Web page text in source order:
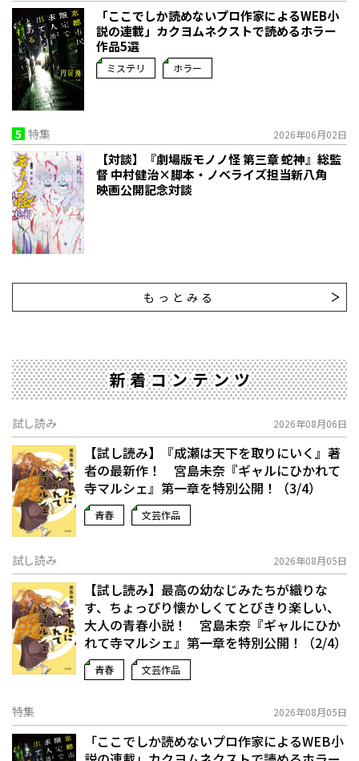
「ここでしか読めないプロ作家によるWEB小
説の連載」――カクヨムネクストで読めるホラー
作品5選
ミステリ ホラー
5 特集 2026年06月02日
【対談】『劇場版モノノ怪 第三章 蛇神』総監
督 中村健治×脚本・ノベライズ担当新八角
映画公開記念対談
もっとみる
新着コンテンツ
試し読み 2026年08月06日
【試し読み】『成瀬は天下を取りにいく』著
者の最新作！ 宮島未奈『ギャルにひかれて
寺マルシェ』第一章を特別公開！（3/4）
青春 文芸作品
試し読み 2026年08月05日
【試し読み】最高の幼なじみたちが織りな
す、ちょっぴり懐かしくてとびきり楽しい、
大人の青春小説！ 宮島未奈『ギャルにひか
れて寺マルシェ』第一章を特別公開！（2/4）
青春 文芸作品
特集 2026年08月05日
「ここでしか読めないプロ作家によるWEB小